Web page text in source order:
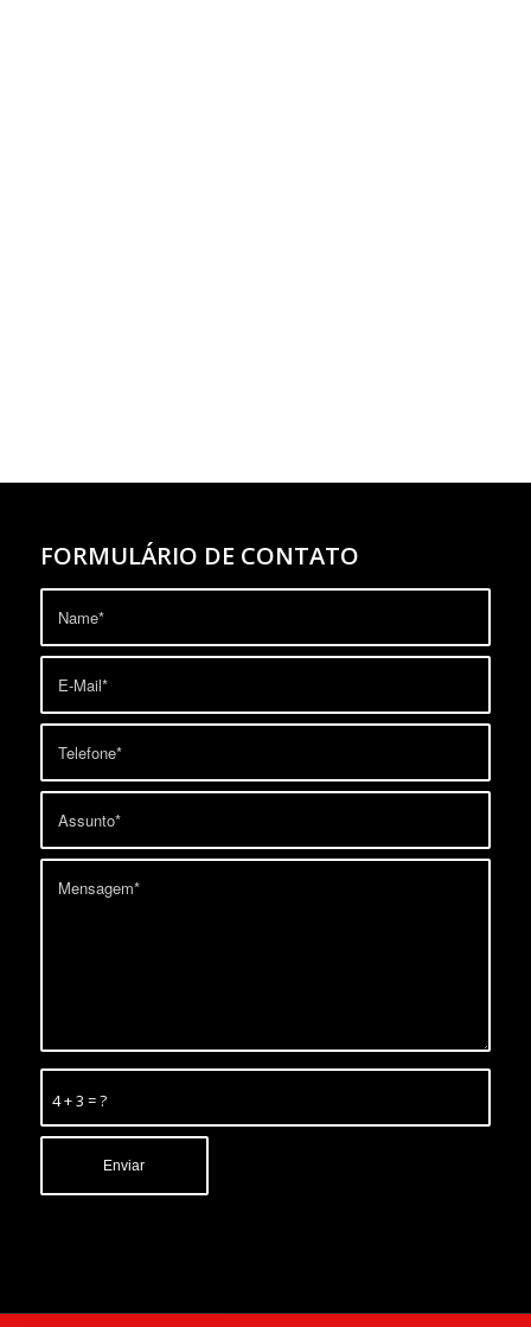
FORMULÁRIO DE CONTATO
4 + 3 = ?